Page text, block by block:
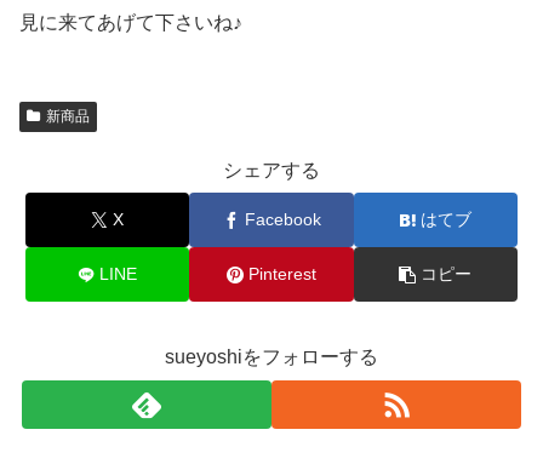
見に来てあげて下さいね♪
新商品
シェアする
X Facebook はてブ
LINE Pinterest コピー
sueyoshiをフォローする